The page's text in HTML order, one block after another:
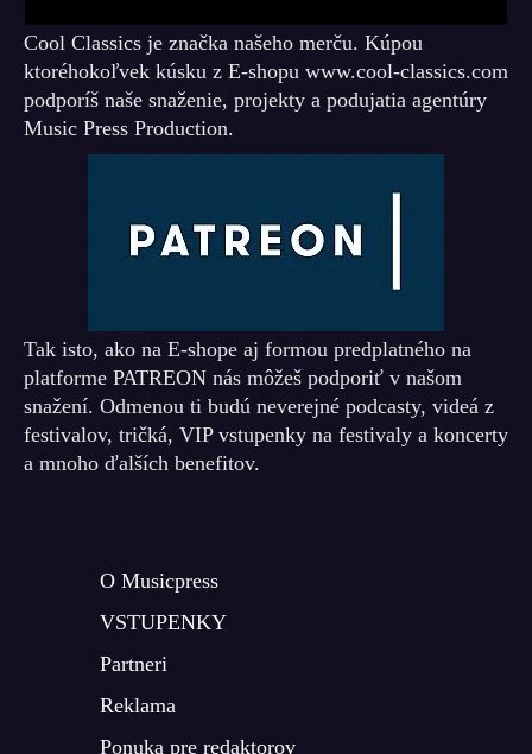
Cool Classics je značka našeho merču. Kúpou
ktoréhokoľvek kúsku z E-shopu www.cool-classics.com
podporíš naše snaženie, projekty a podujatia agentúry
Music Press Production.
Tak isto, ako na E-shope aj formou predplatného na
platforme PATREON nás môžeš podporiť v našom
snažení. Odmenou ti budú neverejné podcasty, videá z
festivalov, tričká, VIP vstupenky na festivaly a koncerty
a mnoho ďalších benefitov.
O Musicpress
VSTUPENKY
Partneri
Reklama
Ponuka pre redaktorov